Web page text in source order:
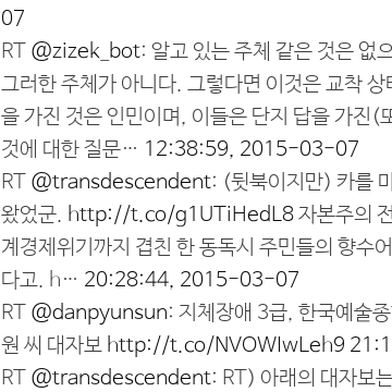
07
RT @zizek_bot: 알고 있는 주체 같은 것은 없
그러한 주체가 아니다. 그렇다면 이것은 교착
을 가진 것은 인민이며, 이들은 단지 답을 가진(
것에 대한 질문… 12:38:59, 2015-03-07
RT @transdescendent: (뒷북이지만) 카를
왔었군. http://t.co/g1UTiHedL8자본주의
계경제위기까지 겹친 한 동독시 주민들의 향수
다고. h… 20:28:44, 2015-03-07
RT @danpyunsun: 지체장애 3급, 한국예술
원 씨 대자보 http://t.co/NVOWIwLeh9
RT @transdescendent: RT) 아래의 대자보